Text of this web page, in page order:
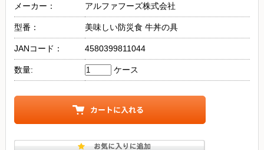
メーカー： アルファフーズ株式会社
型番： 美味しい防災食 牛丼の具
JANコード： 4580399811044
数量: ケース